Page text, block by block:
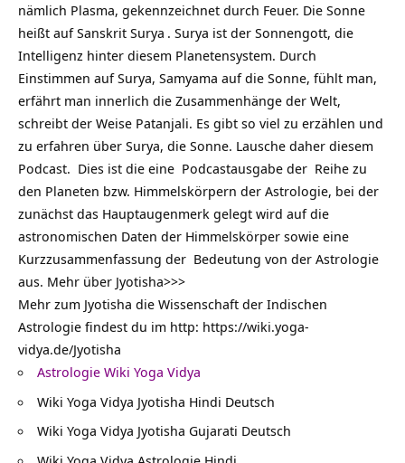
nämlich Plasma, gekennzeichnet durch Feuer. Die Sonne
heißt auf Sanskrit Surya . Surya ist der Sonnengott, die
Intelligenz hinter diesem Planetensystem. Durch
Einstimmen auf Surya, Samyama auf die Sonne, fühlt man,
erfährt man innerlich die Zusammenhänge der Welt,
schreibt der Weise Patanjali. Es gibt so viel zu erzählen und
zu erfahren über Surya, die Sonne. Lausche daher diesem
Podcast. Dies ist die eine Podcastausgabe der Reihe zu
den Planeten bzw. Himmelskörpern der Astrologie, bei der
zunächst das Hauptaugenmerk gelegt wird auf die
astronomischen Daten der Himmelskörper sowie eine
Kurzzusammenfassung der Bedeutung von der Astrologie
aus. Mehr über Jyotisha>>>
Mehr zum Jyotisha die Wissenschaft der Indischen
Astrologie findest du im http: https://wiki.yoga-
vidya.de/Jyotisha
Astrologie Wiki Yoga Vidya
Wiki Yoga Vidya Jyotisha Hindi Deutsch
Wiki Yoga Vidya Jyotisha Gujarati Deutsch